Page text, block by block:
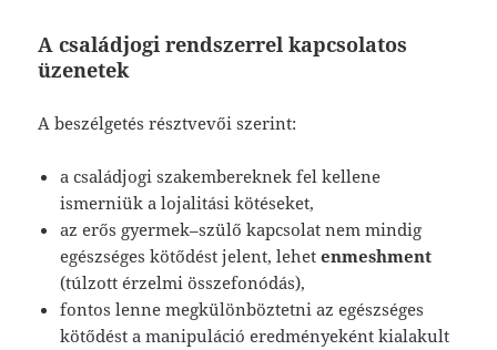
A családjogi rendszerrel kapcsolatos
üzenetek
A beszélgetés résztvevői szerint:
a családjogi szakembereknek fel kellene
ismerniük a lojalitási kötéseket,
az erős gyermek–szülő kapcsolat nem mindig
egészséges kötődést jelent, lehetenmeshment
(túlzott érzelmi összefonódás),
fontos lenne megkülönböztetni az egészséges
kötődést a manipuláció eredményeként kialakult